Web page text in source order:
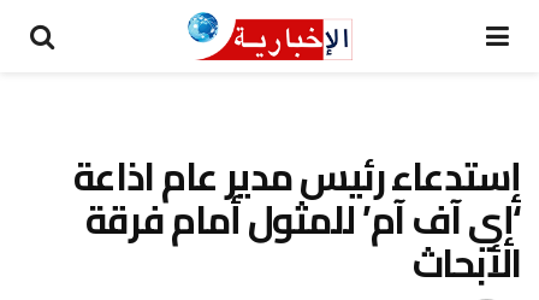
إستدعاء رئيس مدير عام اذاعة
‘إي آف آم’ للمثول أمام فرقة
الأبحاث